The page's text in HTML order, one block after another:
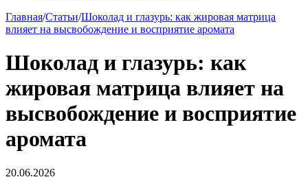
Главная/Статьи/Шоколад и глазурь: как жировая матрица
влияет на высвобождение и восприятие аромата
Шоколад и глазурь: как
жировая матрица влияет на
высвобождение и восприятие
аромата
20.06.2026